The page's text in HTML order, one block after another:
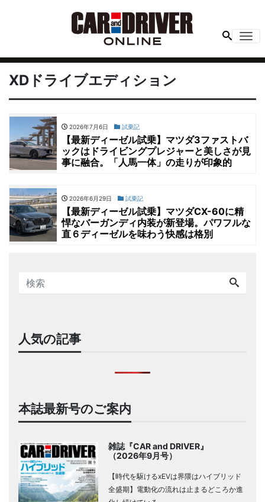
XDドライブエディション
2026年7月6日 試乗記
【最新ディーゼル試乗】マツダ3ファストバ
ックはドライビングプレジャーと美しさが見
事に融合。「人馬一体」の走りが印象的
2026年6月29日 試乗記
【最新ディーゼル試乗】マツダCX-60に精
悍なバーガンディ内装が新登場。パワフルな
直６ディーゼルを味わう快感は格別
人気の記事
本誌最新号のご案内
雑誌『CAR and DRIVER』
（2026年9月号）
【時代を駆けるxEVは界隈はハイブリッド
全盛期】電動化の流れは止まるどころか進